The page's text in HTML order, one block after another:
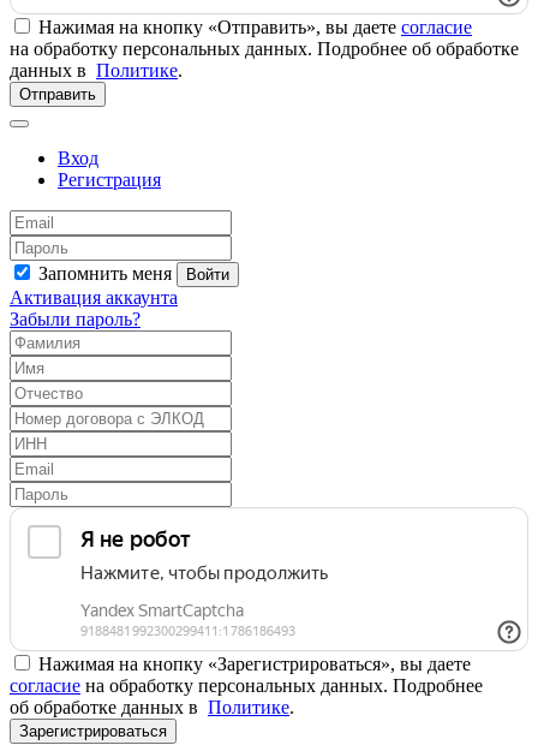
Нажимая на кнопку «Отправить», вы даете согласие
на обработку персональных данных. Подробнее об обработке
данных в Политике.
Отправить
Вход
Регистрация
Запомнить меня Войти
Активация аккаунта
Забыли пароль?
Нажимая на кнопку «Зарегистрироваться», вы даете
согласие на обработку персональных данных. Подробнее
об обработке данных в Политике.
Зарегистрироваться